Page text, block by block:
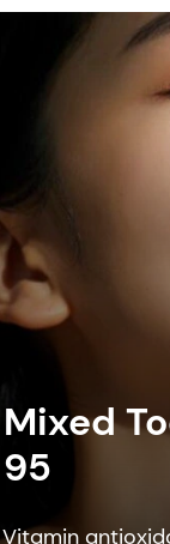
Mixed
95
Vitamin